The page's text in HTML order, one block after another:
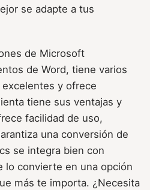
se adapte a tus
de Microsoft
de Word, tiene varios
y ofrece
tiene sus ventajas y
facilidad de uso,
una conversión de
se integra bien con
lo convierte en una opción
más te importa. ¿Necesita